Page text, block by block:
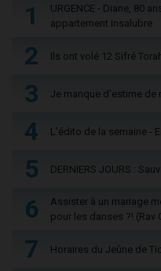
1
URGENCE - Diane, 80
appartement insalubre
2 Ils ont volé 12 Sifré
3 Je manque d'estime de
4 L'édito de la semaine -
5 DERNIERS JOURS :
6
Assister à un mariage
pour les danses ?! (Rav
7 Horaires du Jeûne de